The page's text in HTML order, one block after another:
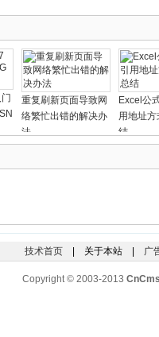
重复刷新页面导致网
络繁忙出错的解决办
法
Excel公
用地址
结
技术首页| 关于本站 | 广
Copyright © 2003-2013